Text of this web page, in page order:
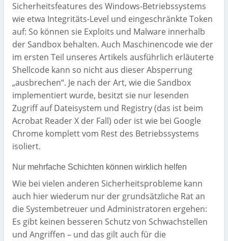
Sicherheitsfeatures des Windows-Betriebssystems
wie etwa Integritäts-Level und eingeschränkte Token
auf: So können sie Exploits und Malware innerhalb
der Sandbox behalten. Auch Maschinencode wie der
im ersten Teil unseres Artikels ausführlich erläuterte
Shellcode kann so nicht aus dieser Absperrung
„ausbrechen“. Je nach der Art, wie die Sandbox
implementiert wurde, besitzt sie nur lesenden
Zugriff auf Dateisystem und Registry (das ist beim
Acrobat Reader X der Fall) oder ist wie bei Google
Chrome komplett vom Rest des Betriebssystems
isoliert.
Nur mehrfache Schichten können wirklich helfen
Wie bei vielen anderen Sicherheitsprobleme kann
auch hier wiederum nur der grundsätzliche Rat an
die Systembetreuer und Administratoren ergehen:
Es gibt keinen besseren Schutz von Schwachstellen
und Angriffen – und das gilt auch für die